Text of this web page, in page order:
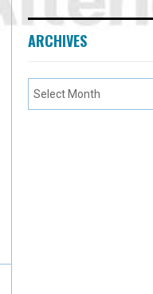
ARCHIVES